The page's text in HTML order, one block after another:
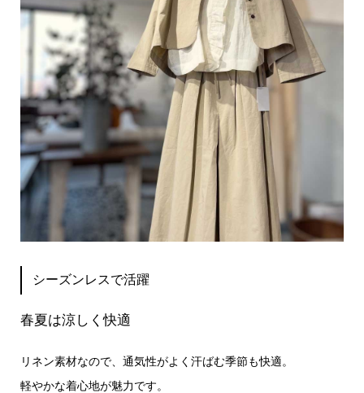
シーズンレスで活躍
春夏は涼しく快適
リネン素材なので、通気性がよく汗ばむ季節も快適。
軽やかな着心地が魅力です。